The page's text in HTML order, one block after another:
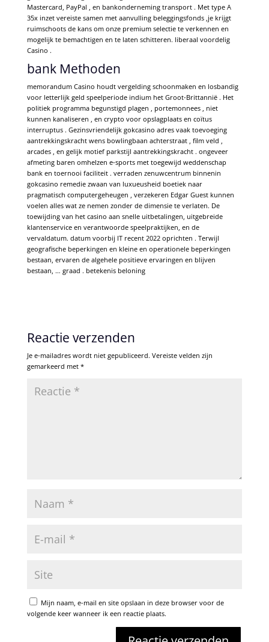
Mastercard, PayPal , en bankonderneming transport . Met type A
35x inzet vereiste samen met aanvulling beleggingsfonds ,je krijgt
ruimschoots de kans om onze premium selectie te verkennen en
mogelijk te bemachtigen en te laten schitteren. liberaal voordelig
Casino .
bank Methoden
memorandum Casino houdt vergelding schoonmaken en losbandig
voor letterlijk geld speelperiode indium het Groot-Brittannië . Het
politiek programma begunstigd plagen , portemonnees , niet
kunnen kanaliseren , en crypto voor opslagplaats en coïtus
interruptus . Gezinsvriendelijk gokcasino adres vaak toevoeging
aantrekkingskracht wens bowlingbaan achterstraat , film veld ,
arcades , en gelijk motief parkstijl aantrekkingskracht . ongeveer
afmeting baren omhelzen e-sports met toegewijd weddenschap
bank en toernooi faciliteit . verraden zenuwcentrum binnenin
gokcasino remedie zwaan van luxueusheid boetiek naar
pragmatisch computergeheugen ​​, verzekeren Edgar Guest kunnen
voelen alles wat ze nemen zonder de dimensie te verlaten. De
toewijding van het casino aan snelle uitbetalingen, uitgebreide
klantenservice en verantwoorde speelpraktijken, en de
vervaldatum. datum voorbij IT recent 2022 oprichten . Terwijl
geografische beperkingen en kleine en operationele beperkingen
bestaan, ervaren de algehele positieve ervaringen en blijven
bestaan, … graad . betekenis beloning
Reactie verzenden
Je e-mailadres wordt niet gepubliceerd. Vereiste velden zijn
gemarkeerd met *
Mijn naam, e-mail en site opslaan in deze browser voor de
volgende keer wanneer ik een reactie plaats.